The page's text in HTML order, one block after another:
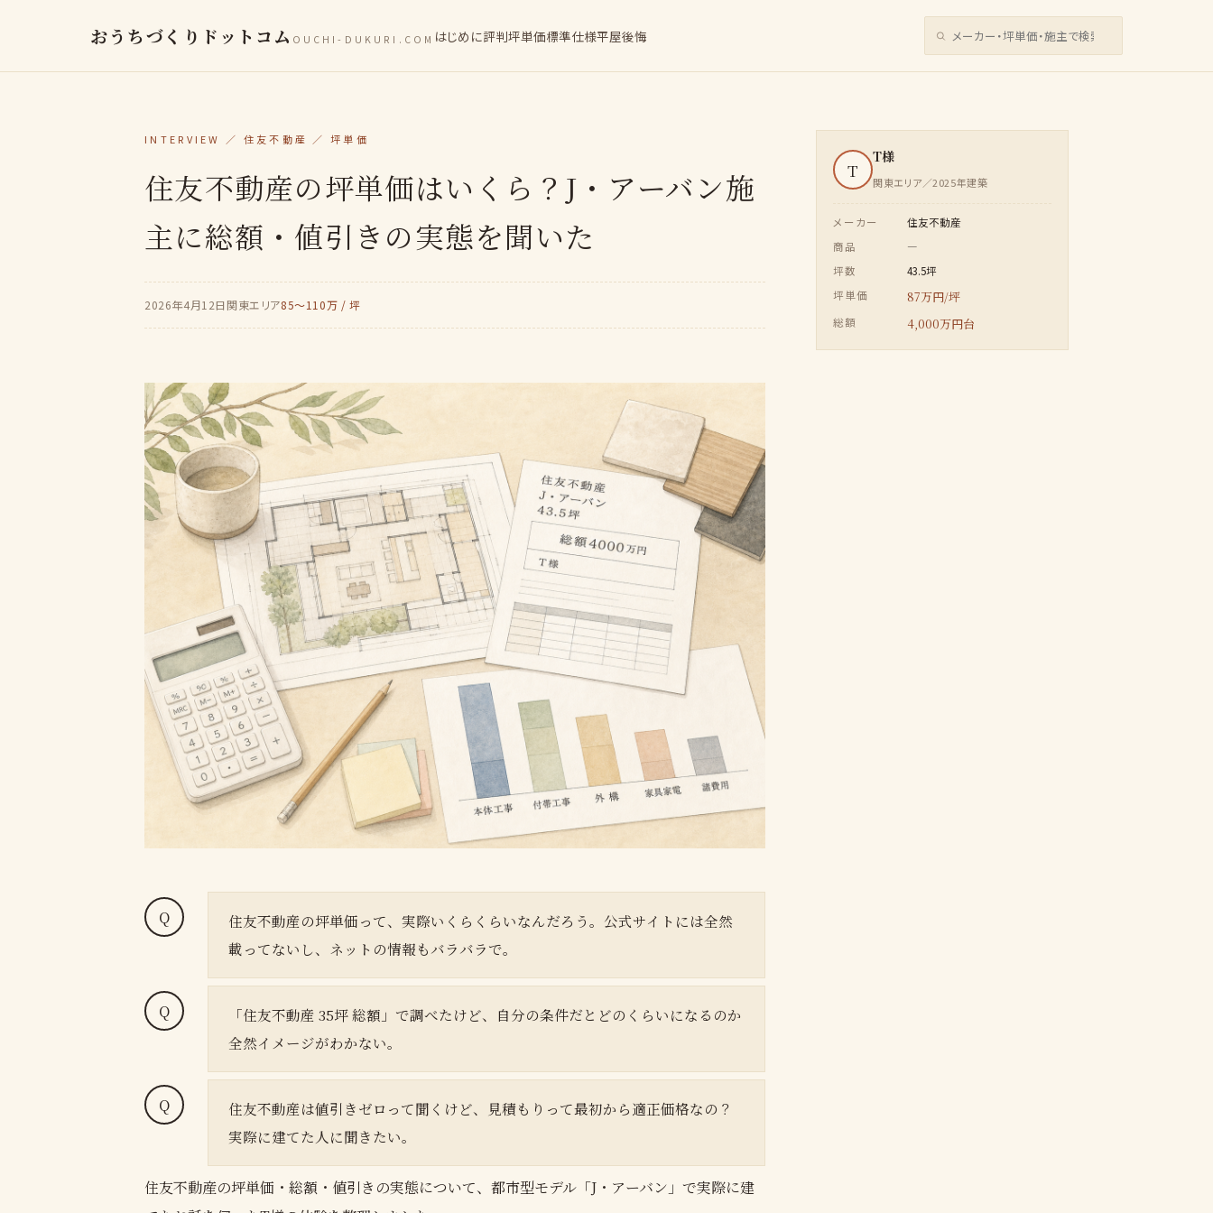
おうちづくりドットコム OUCHI-DUKURI.COM はじめに評判坪単価標準仕様平屋後悔 サイト内検索
INTERVIEW ／ 住友不動産 ／ 坪単価
住友不動産の坪単価はいくら？J・アーバン施
主に総額・値引きの実態を聞いた
2026年4月12日 関東エリア85〜110万 / 坪
住友不動産の坪単価って、実際いくらくらいなんだろう。公式サイトには全然
載ってないし、ネットの情報もバラバラで。
「住友不動産 35坪 総額」で調べたけど、自分の条件だとどのくらいになるのか
全然イメージがわかない。
住友不動産は値引きゼロって聞くけど、見積もりって最初から適正価格なの？
実際に建てた人に聞きたい。
住友不動産の坪単価・総額・値引きの実態について、都市型モデル「J・アーバン」で実際に建
T
T様
関東エリア／2025年建築
メーカー
住友不動産
商品
―
坪数
43.5坪
坪単価
87万円/坪
総額 4,000万円台